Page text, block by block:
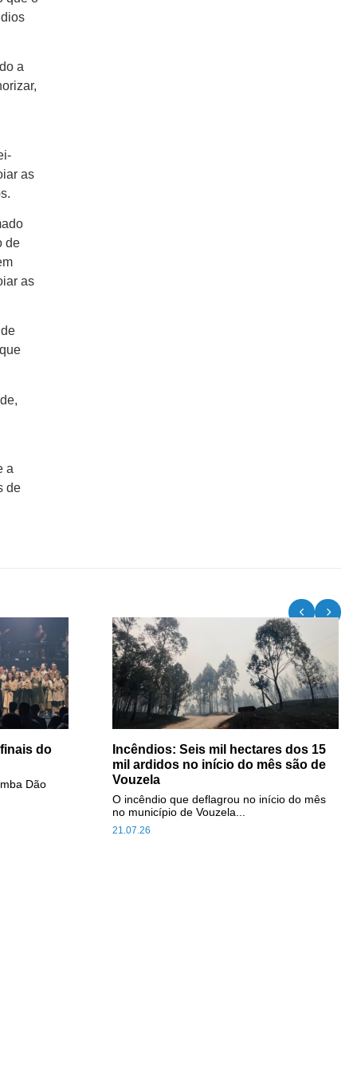
a
as
de
as
a
de
do
Dão
Incêndios: Seis mil hectares dos 15
mil ardidos no início do mês são de
Vouzela
21.07.26
O incêndio que deflagrou no início do mês
no município de Vouzela...